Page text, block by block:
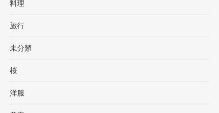
料理
旅行
未分類
桜
洋服